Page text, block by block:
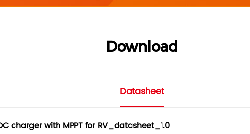
Download
Datasheet
charger with MPPT for RV_datasheet_1.0